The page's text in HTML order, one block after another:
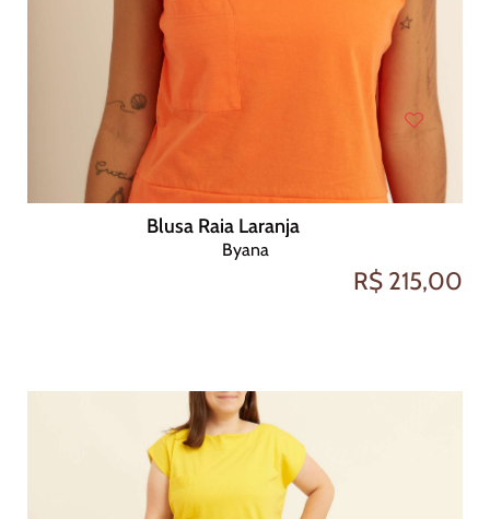
Blusa Raia Laranja
Byana
R$ 215,00